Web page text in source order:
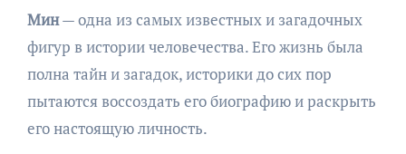
Мин— одна из самых известных и загадочных
фигур в истории человечества. Его жизнь была
полна тайн и загадок, историки до сих пор
пытаются воссоздать его биографию и раскрыть
его настоящую личность.